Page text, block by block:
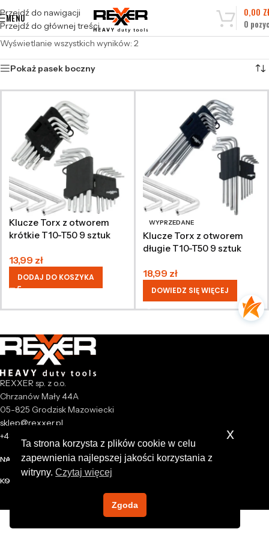
Przejdź do nawigacji
Przejdź do głównej treści
MENU
0
0,00
Wyświetlanie wszystkich wyników: 2
Pokaż pasek boczny
Klucze Torx z otworem
krótkie T10-T50 9 sztuk
13,99 zł
DODAJ DO KOSZYKA
WYPRZEDANE
Klucze Torx z otworem
długie T10-T50 9 sztuk
18,99 zł
DOWIEDZ SIĘ WIĘCEJ
REXXER sp. z o.o.
Chrzanów Mały 44A
05-825 Grodzisk Mazowiecki
sklep@rexxer.pl
+48 512 477 473
NASZA FIRMA
KONTO
Ta strona korzysta z plików cookie w celu
zapewnienia najlepszej jakości korzystania z
witryny.Czytaj więcej
Zgoda
x